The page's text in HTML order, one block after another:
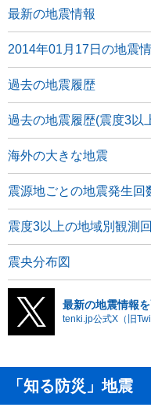
最新の地震情報
2014年01月17日の地震
過去の地震履歴
過去の地震履歴(震度3以
海外の大きな地震
震源地ごとの地震発生回
震度3以上の地域別観測
震央分布図
最新の地震情報
tenki.jp公式X（旧
「知る防災」地震